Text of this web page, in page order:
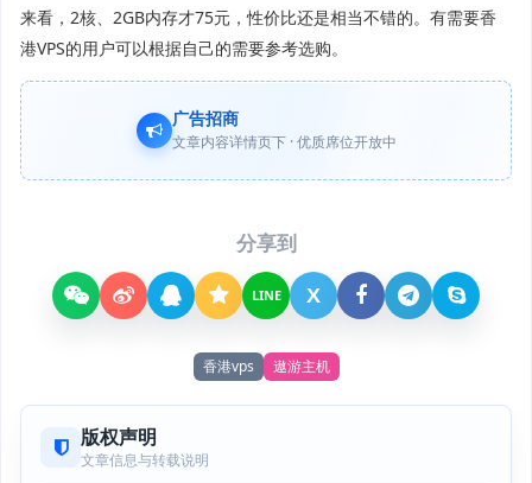
来看，2核、2GB内存才75元，性价比还是相当不错的。有需要香
港VPS的用户可以根据自己的需要参考选购。
广告招商
文章内容详情页下 · 优质席位开放中
分享到
LINE X
香港vps 遨游主机
版权声明
文章信息与转载说明